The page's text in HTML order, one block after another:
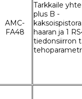
AMC-
FA48
Tarkkaile
plus B -
haaran ja 1
tiedonsiirron